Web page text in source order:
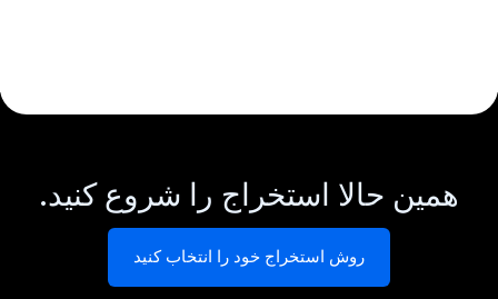
همین حالا استخراج را شروع کنید.
روش استخراج خود را انتخاب کنید